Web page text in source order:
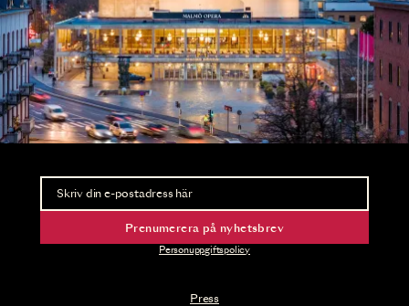
Press
Nyhetsbrev
Ta del av förhandsinformation och biljettsläpp.
Prenumerera på nyhetsbrev
Personuppgiftspolicy